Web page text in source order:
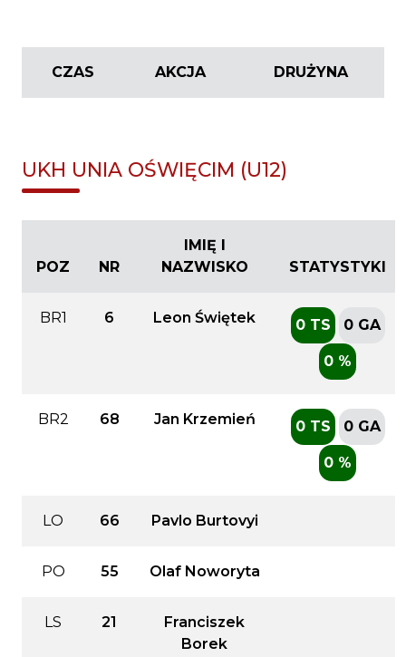
CZAS AKCJA DRUŻYNA
UKH UNIA OŚWIĘCIM (U12)
POZ NR
IMIĘ I
NAZWISKO
STATYSTYKI
BR1 6 Leon Świętek 0 TS 0 GA
0 %
BR2 68 Jan Krzemień 0 TS 0 GA
0 %
LO 66 Pavlo Burtovyi
PO 55 Olaf Noworyta
LS 21
Franciszek
Borek